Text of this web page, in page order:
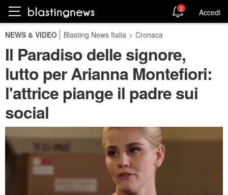
2 Accedi
NEWS & VIDEO Blasting News Italia > Cronaca
Il Paradiso delle signore,
lutto per Arianna Montefiori:
l'attrice piange il padre sui
social